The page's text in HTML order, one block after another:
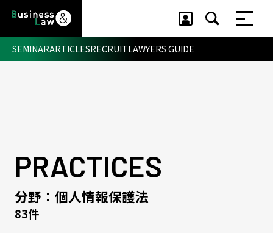
SEMINARARTICLESRECRUITLAWYERS GUIDE
PRACTICES
分野：個人情報保護法
83件